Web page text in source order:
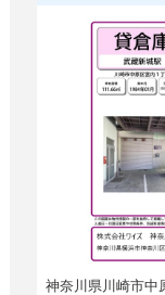
神奈川県川崎市